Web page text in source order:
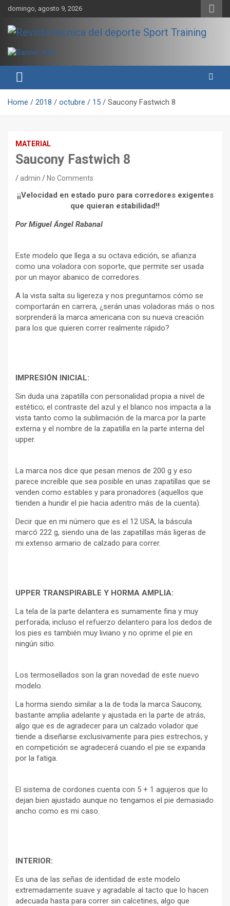
Skip
content
domingo, agosto 9, 2026
Revista técnica del deporte
Sport Training
rendimiento, nutrición y entrenamiento.
Home 2018 octubre 15 Saucony Fastwich 8
MATERIAL
Saucony Fastwich 8
admin No Comments
¡¡Velocidad en estado puro para corredores exigentes
que quieran estabilidad!!
Por Miguel Ángel Rabanal
Este modelo que llega a su octava edición, se afianza
como una voladora con soporte, que permite ser usada
por un mayor abanico de corredores.
A la vista salta su ligereza y nos preguntamos cómo se
comportarán en carrera, ¿serán unas voladoras más o nos
sorprenderá la marca americana con su nueva creación
para los que quieren correr realmente rápido?
IMPRESIÓN INICIAL:
Sin duda una zapatilla con personalidad propia a nivel de
estético; el contraste del azul y el blanco nos impacta a la
vista tanto como la sublimación de la marca por la parte
externa y el nombre de la zapatilla en la parte interna del
upper.
La marca nos dice que pesan menos de 200 g y eso
parece increíble que sea posible en unas zapatillas que se
venden como estables y para pronadores (aquellos que
tienden a hundir el pie hacia adentro más de la cuenta).
Decir que en mi número que es el 12 USA, la báscula
marcó 222 g, siendo una de las zapatillas más ligeras de
mi extenso armario de calzado para correr.
UPPER TRANSPIRABLE Y HORMA AMPLIA:
La tela de la parte delantera es sumamente fina y muy
perforada; incluso el refuerzo delantero para los dedos de
los pies es también muy liviano y no oprime el pie en
ningún sitio.
Los termosellados son la gran novedad de este nuevo
modelo.
La horma siendo similar a la de toda la marca Saucony,
bastante amplia adelante y ajustada en la parte de atrás,
algo que es de agradecer para un calzado volador que
tiende a diseñarse exclusivamente para pies estrechos, y
en competición se agradecerá cuando el pie se expanda
por la fatiga.
El sistema de cordones cuenta con 5 + 1 agujeros que lo
dejan bien ajustado aunque no tengamos el pie demasiado
ancho como es mi caso.
INTERIOR:
Es una de las señas de identidad de este modelo
extremadamente suave y agradable al tacto que lo hacen
adecuada hasta para correr sin calcetines, algo que